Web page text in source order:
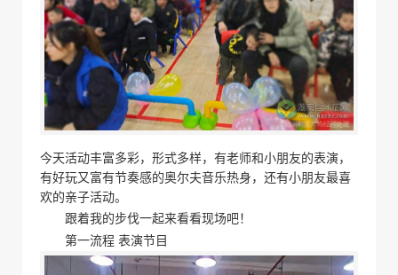
今天活动丰富多彩，形式多样，有老师和小朋友的表演，
有好玩又富有节奏感的奥尔夫音乐热身，还有小朋友最喜
欢的亲子活动。
跟着我的步伐一起来看看现场吧！
第一流程 表演节目